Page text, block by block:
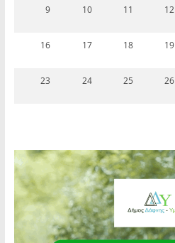
9 10 11 12
16 17 18 19
23 24 25 26